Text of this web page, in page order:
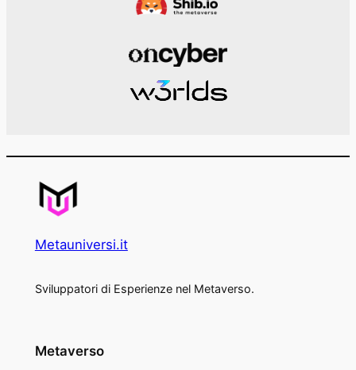
Metauniversi.it
Sviluppatori di Esperienze nel Metaverso.
Metaverso